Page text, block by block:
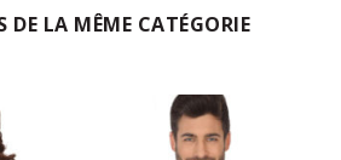
DE LA MÊME CATÉGORIE